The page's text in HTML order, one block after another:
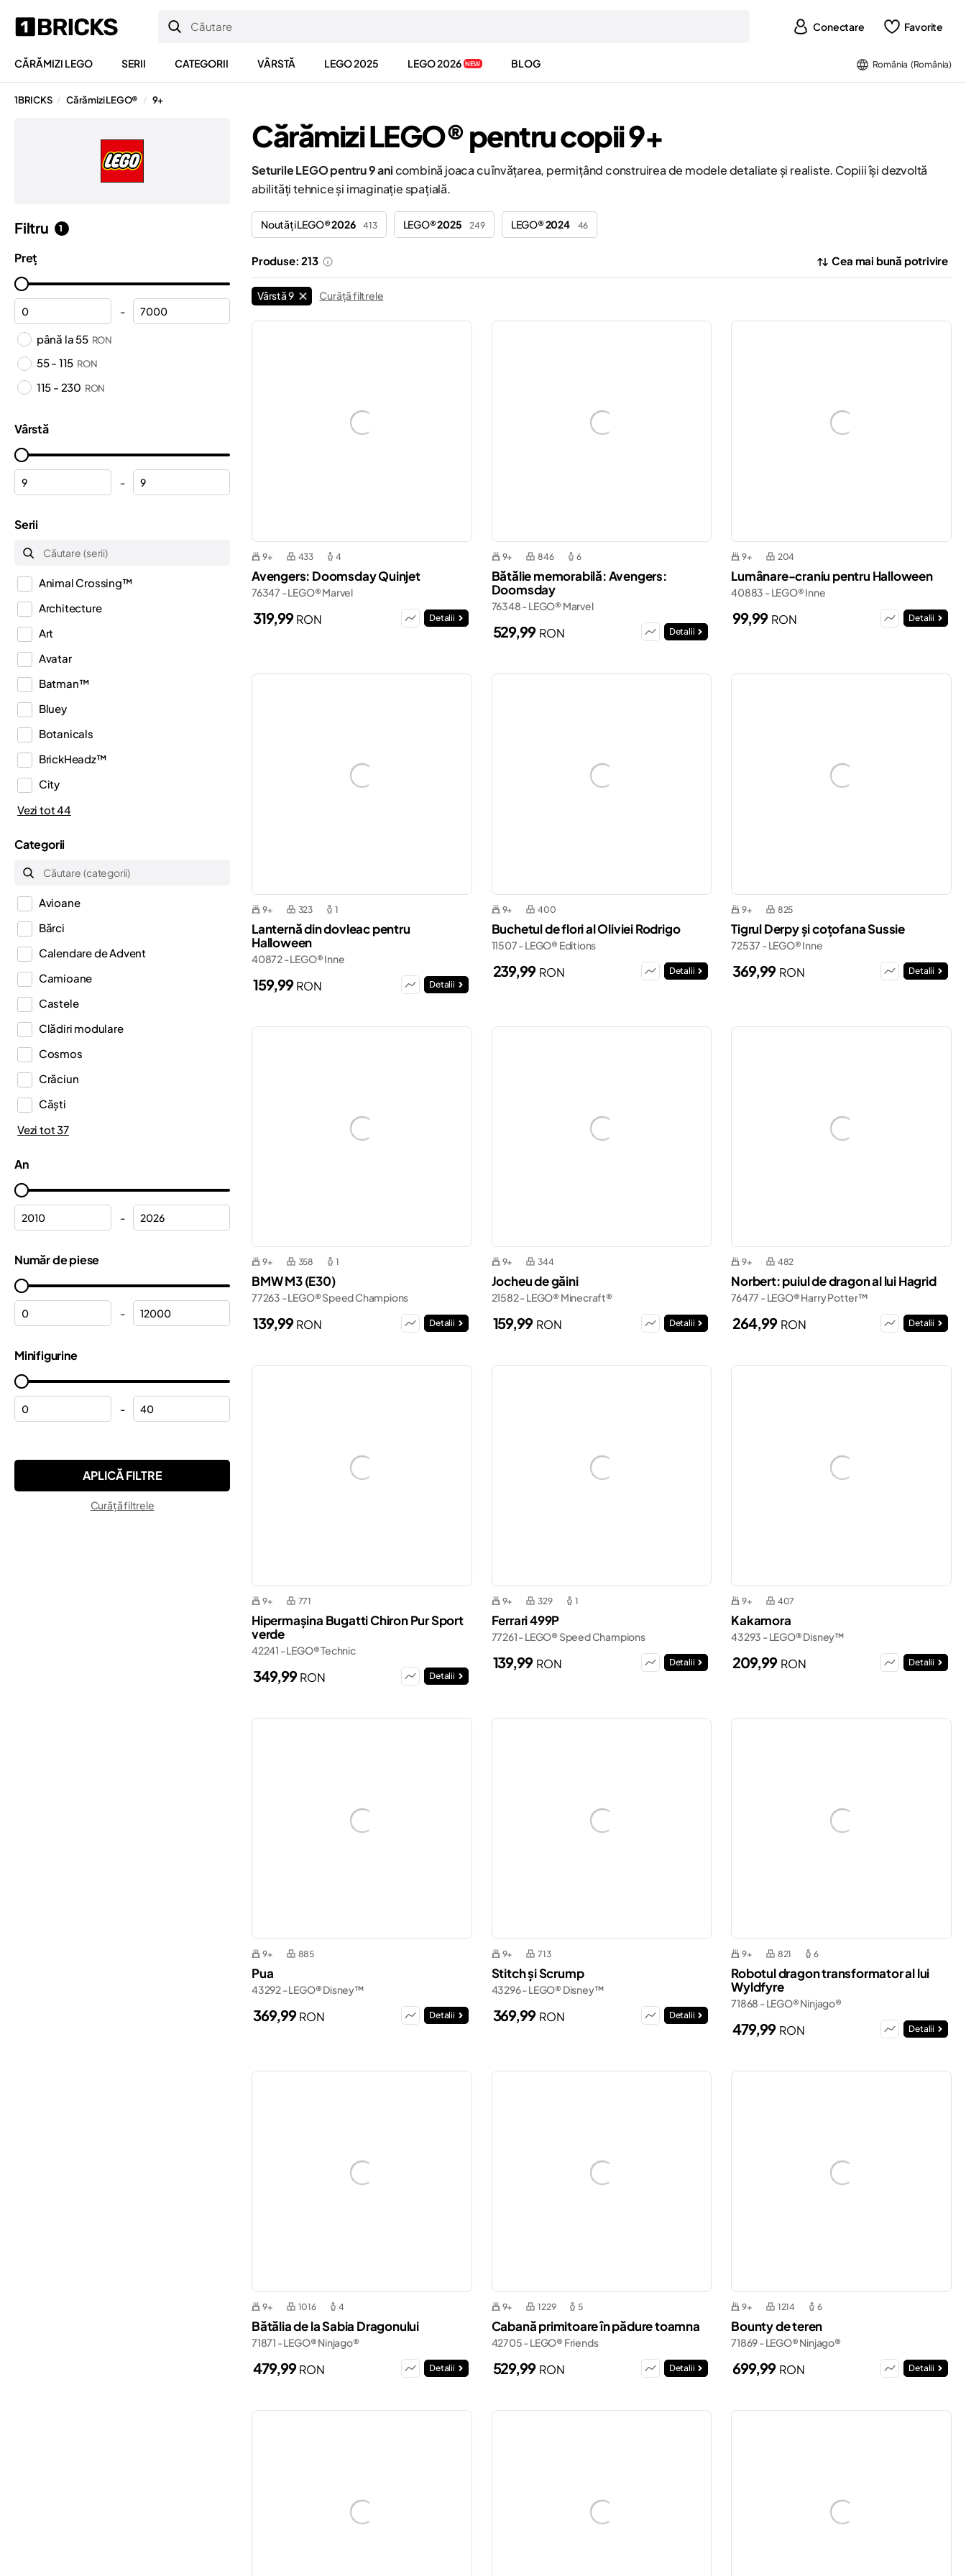
Conectare Favorite
CĂRĂMIZI LEGO SERII CATEGORII VÂRSTĂ LEGO 2025 LEGO 2026 NEW BLOG România (România)
1BRICKS / Cărămizi LEGO® / 9+
Cărămizi LEGO® pentru copii 9+
Seturile LEGO pentru 9 anicombină joaca cu învățarea, permițând construirea de modele detaliate și realiste. Copiii își dezvoltă
abilități tehnice și imaginație spațială.
Noutăți LEGO®2026 413 LEGO®2025 249 LEGO®2024 46
Produse: 213 Cea mai bună potrivire
Vârstă 9 Curăță filtrele
9+ 433 4
Avengers: Doomsday Quinjet
76347 - LEGO® Marvel
319,99RON Detalii
9+ 846 6
Bătălie memorabilă: Avengers:
Doomsday
76348 - LEGO® Marvel
529,99 RON Detalii
9+ 204
Lumânare-craniu pentru Halloween
40883 - LEGO® Inne
99,99 RON Detalii
9+ 323 1
Lanternă din dovleac pentru
Halloween
40872 - LEGO® Inne
159,99RON Detalii
9+ 400
Buchetul de flori al Oliviei Rodrigo
11507 - LEGO® Editions
239,99 RON Detalii
9+ 825
Tigrul Derpy și coțofana Sussie
72537 - LEGO® Inne
369,99 RON Detalii
9+ 358 1
BMW M3 (E30)
77263 - LEGO® Speed Champions
139,99RON Detalii
9+ 344
Jocheu de găini
21582 - LEGO® Minecraft®
159,99 RON Detalii
9+ 482
Norbert: puiul de dragon al lui Hagrid
76477 - LEGO® Harry Potter™
264,99 RON Detalii
9+ 771
Hipermașina Bugatti Chiron Pur Sport
verde
42241 - LEGO® Technic
349,99RON Detalii
9+ 329 1
Ferrari 499P
77261 - LEGO® Speed Champions
139,99 RON Detalii
9+ 407
Kakamora
43293 - LEGO® Disney™
209,99 RON Detalii
9+ 885
Pua
43292 - LEGO® Disney™
369,99RON Detalii
9+ 713
Stitch și Scrump
43296 - LEGO® Disney™
369,99 RON Detalii
9+ 821 6
Robotul dragon transformator al lui
Wyldfyre
71868 - LEGO® Ninjago®
479,99 RON Detalii
9+ 1016 4
Bătălia de la Sabia Dragonului
71871 - LEGO® Ninjago®
479,99RON Detalii
9+ 1229 5
Cabană primitoare în pădure toamna
42705 - LEGO® Friends
529,99 RON Detalii
9+ 1214 6
Bounty de teren
71869 - LEGO® Ninjago®
699,99 RON Detalii
Filtru 1
Preț
-
până la 55 RON
55 - 115 RON
115 - 230 RON
Vârstă
-
Serii
Animal Crossing™
Architecture
Art
Avatar
Batman™
Bluey
Botanicals
BrickHeadz™
City
Classic
Disney™
Dots
DREAMZzz™
Duplo®
Editions
Education
Fortnite®
Friends
Harry Potter™
Icons
Indiana Jones™
Inne
Casa de Păpuși a lui Gabby
Marvel
Minions
Pokemon™
Sonic the Hedgehog™
Speed Champions
Vezi tot 44
Categorii
Avioane
Bărci
Calendare de Advent
Camioane
Castele
Clădiri modulare
Cosmos
Crăciun
Căști
Dinozauri
Flori
Formula 1
Halloween
Lamborghini
Macarale
Mașini
Mașini de teren
Plăci de bază
Vezi tot 37
An
-
Număr de piese
-
Minifigurine
-
Curăță filtrele